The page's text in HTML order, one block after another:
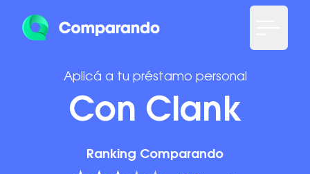
Aplicá a tu préstamo personal
Con Clank
Ranking Comparando